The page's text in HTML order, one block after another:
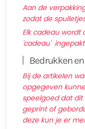
Aan de
zodat de
Elk cadeau wordt
'cadeau'
Bedrukken
Bij de artikelen
opgegeven
speelgoed dat
geprint of
deze kun je er